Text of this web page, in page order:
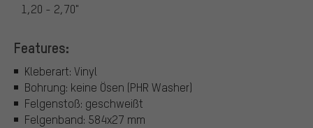
1,20 - 2,70"
Features:
Kleberart: Vinyl
Bohrung: keine Ösen (PHR Washer)
Felgenstoß: geschweißt
Felgenband: 584x27 mm